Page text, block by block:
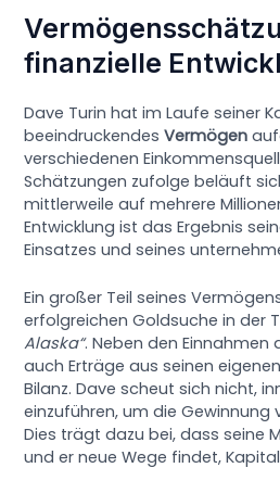
finanzielle
Dave Turin hat im Laufe seiner
beeindruckendesVermögen
verschiedenen
Schätzungen zufolge beläuft
mittlerweile auf mehrere
Entwicklung ist das Ergebnis
Einsatzes und seines
Ein großer Teil seines
erfolgreichen Goldsuche in der
Alaska“. Neben den Einnahmen
auch Erträge aus seinen
Bilanz. Dave scheut sich nicht,
einzuführen, um die Gewinnung
Dies trägt dazu bei, dass seine
und er neue Wege findet,